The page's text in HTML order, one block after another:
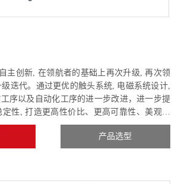
主创新, 在领航者的基础上再次升级, 再次领
迭代。通过更优的触头系统, 电磁系统设计,
序以及自动化工序的进一步改进，进一步提
性, 打造更高性价比、更高可靠性、美观适
,服务包括OEM 客户, PB, 产业集群, 最终用户
产品选型